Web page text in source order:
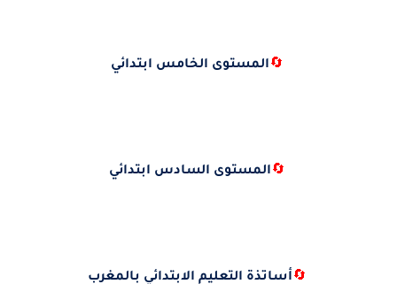
🔄المستوى الخامس ابتدائي
🔄المستوى السادس ابتدائي
🔄أساتذة التعليم الابتدائي بالمغرب